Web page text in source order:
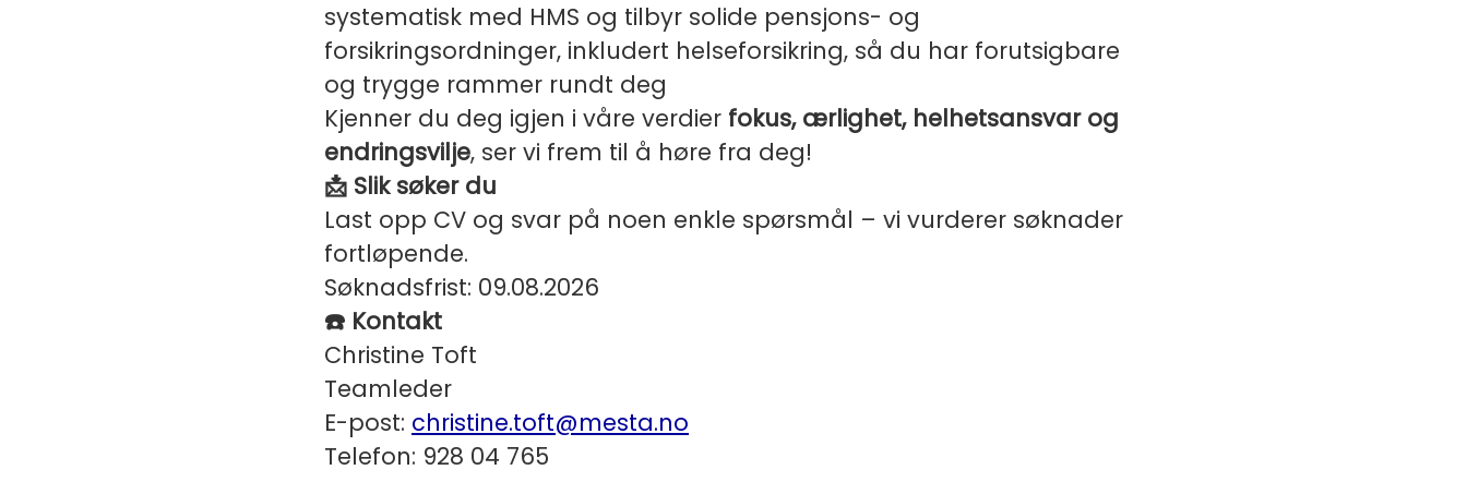
systematisk med HMS og tilbyr solide pensjons- og
forsikringsordninger, inkludert helseforsikring, så du har forutsigbare
og trygge rammer rundt deg
Kjenner du deg igjen i våre verdier fokus, ærlighet, helhetsansvar og
endringsvilje, ser vi frem til å høre fra deg!
📩 Slik søker du
Last opp CV og svar på noen enkle spørsmål – vi vurderer søknader
fortløpende.
Søknadsfrist: 09.08.2026
☎️ Kontakt
Christine Toft
Teamleder
E-post: christine.toft@mesta.no
Telefon: 928 04 765